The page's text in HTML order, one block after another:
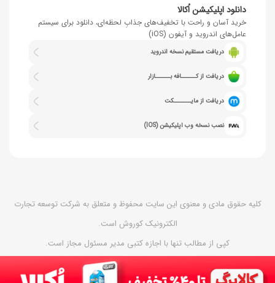
دانلود اپلیکیشن اُکالا
خرید آسان و راحت با تخفیف‌های جذابِ لحظه‌ای، دانلود برای سیستم
عامل‌های اندروید و آیفون (iOS)
دریافت مستقیم نسخه اندروید
دریافت از کــــــافه بــــــازار
دریافت از مایـــــــکت
نصب نسخه وب اپلیکیشن (IOS)
کلیه حقوق مادی و معنوی این سایت محفوظ و متعلق به شرکت توسعه تجارت
الکترونیک کوروش است.
کپی از مطالب تنها با اجازه کتبی مدیر مسئول مجاز است.